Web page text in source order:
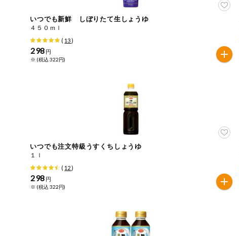
先着限定企画
スマート・ワ
今週の新登場
よりどりでお
トク
いつでも新鮮 しぼりたて生しょうゆ
４５０ｍｌ
( 13)
298 円
※ (税込 322円)
いつでも注文特級うすくちしょうゆ
１ｌ
( 12)
298 円
※ (税込 322円)